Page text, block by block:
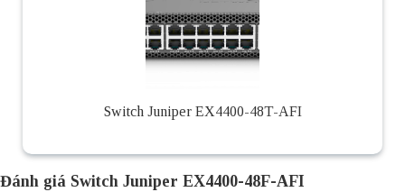
Switch Juniper EX4400-48T-AFI
Đánh giá Switch Juniper EX4400-48F-AFI